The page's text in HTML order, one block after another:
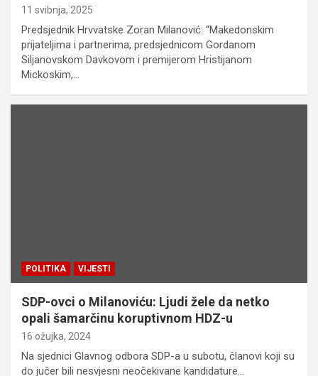
11 svibnja, 2025
Predsjednik Hrvvatske Zoran Milanović: “Makedonskim
prijateljima i partnerima, predsjednicom Gordanom
Siljanovskom Davkovom i premijerom Hristijanom
Mickoskim,…
POLITIKA VIJESTI
SDP-ovci o Milanoviću: Ljudi žele da netko
opali šamarčinu koruptivnom HDZ-u
16 ožujka, 2024
Na sjednici Glavnog odbora SDP-a u subotu, članovi koji su
do jučer bili nesvjesni neočekivane kandidature…